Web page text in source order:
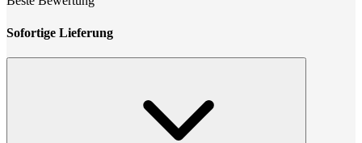
Sofortige Lieferung